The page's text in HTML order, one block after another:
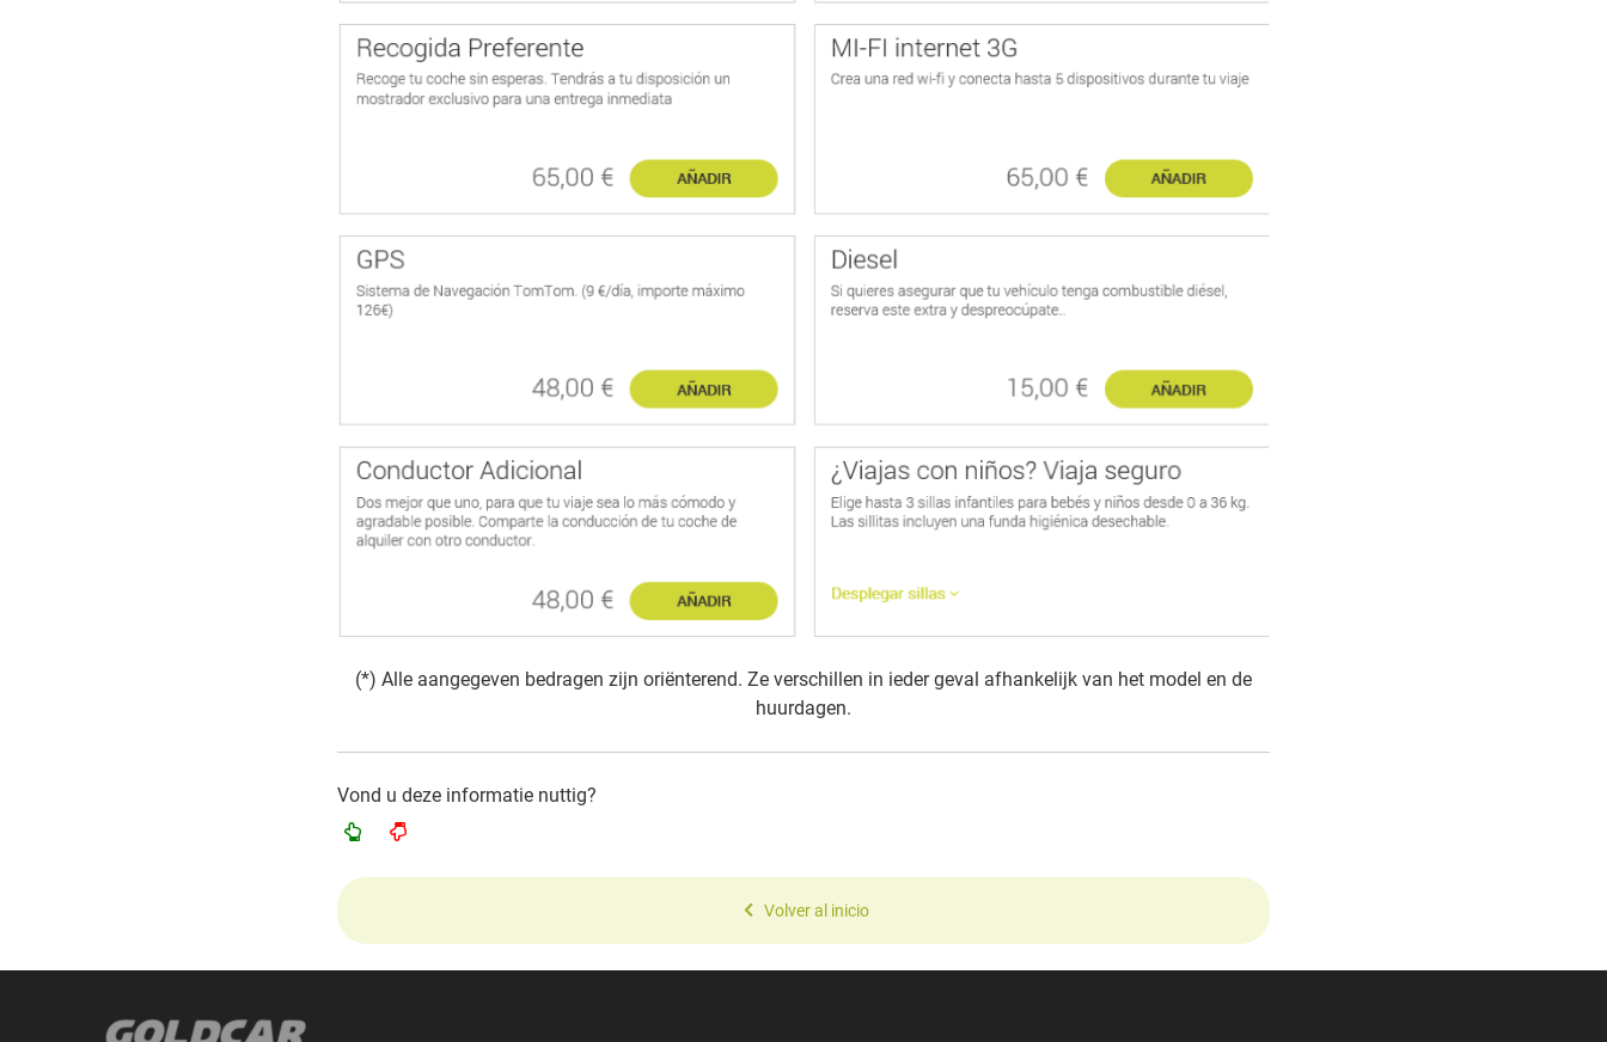
(*) Alle aangegeven bedragen zijn oriënterend. Ze verschillen in ieder geval afhankelijk van het model en de
huurdagen.
Vond u deze informatie nuttig?
Volver al inicio